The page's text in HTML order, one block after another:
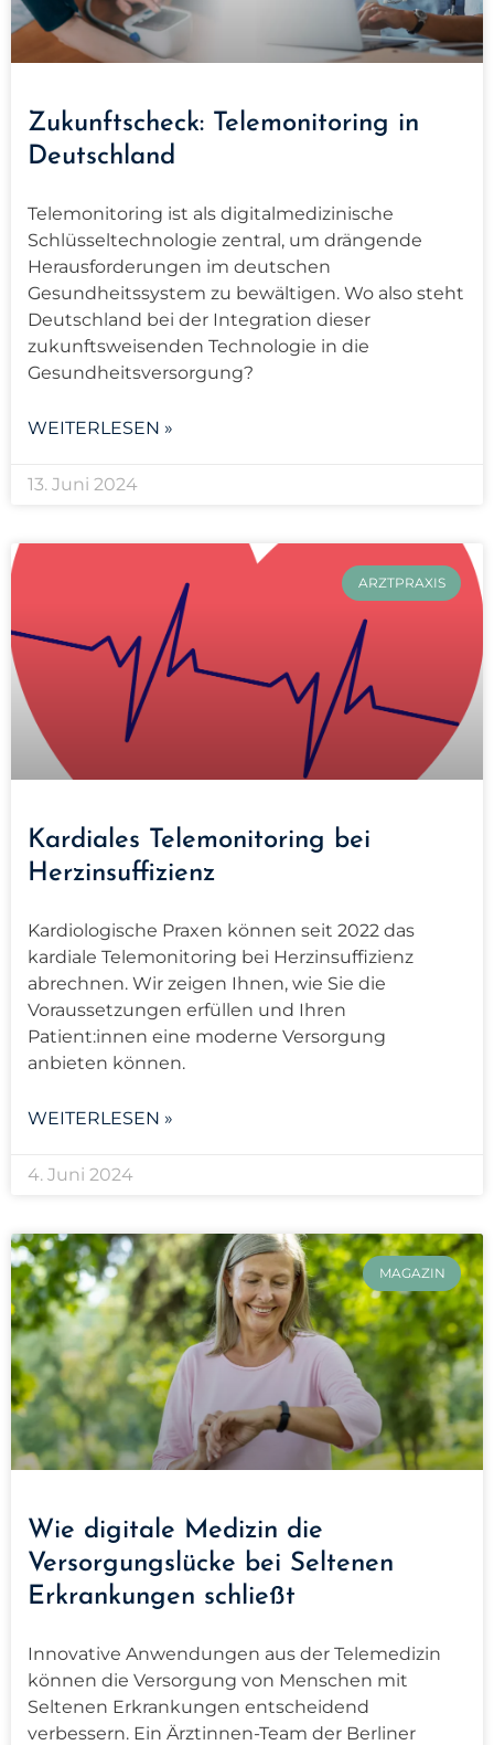
Zukunftscheck: Telemonitoring in
Deutschland
Telemonitoring ist als digitalmedizinische
Schlüsseltechnologie zentral, um drängende
Herausforderungen im deutschen
Gesundheitssystem zu bewältigen. Wo also steht
Deutschland bei der Integration dieser
zukunftsweisenden Technologie in die
Gesundheitsversorgung?
WEITERLESEN »
13. Juni 2024
ARZTPRAXIS
Kardiales Telemonitoring bei
Herzinsuffizienz
Kardiologische Praxen können seit 2022 das
kardiale Telemonitoring bei Herzinsuffizienz
abrechnen. Wir zeigen Ihnen, wie Sie die
Voraussetzungen erfüllen und Ihren
Patient:innen eine moderne Versorgung
anbieten können.
WEITERLESEN »
4. Juni 2024
MAGAZIN
Wie digitale Medizin die
Versorgungslücke bei Seltenen
Erkrankungen schließt
Innovative Anwendungen aus der Telemedizin
können die Versorgung von Menschen mit
Seltenen Erkrankungen entscheidend
verbessern. Ein Ärztinnen-Team der Berliner